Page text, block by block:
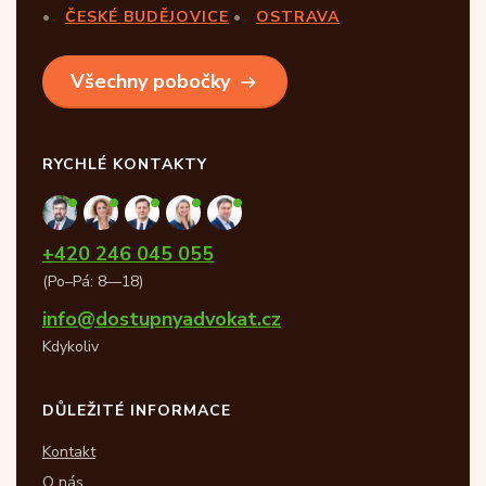
ČESKÉ BUDĚJOVICE
OSTRAVA
Všechny pobočky
RYCHLÉ KONTAKTY
+420 246 045 055
(Po–Pá: 8—18)
info@dostupnyadvokat.cz
Kdykoliv
DŮLEŽITÉ INFORMACE
Kontakt